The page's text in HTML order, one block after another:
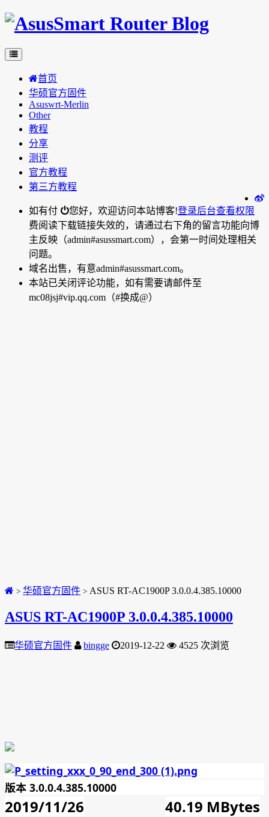
首页
华硕官方固件
Asuswrt-Merlin
Other
教程
分享
测评
官方教程
第三方教程
您好，欢迎访问本站博客!登录后台查看权限
如有付
费阅读下载链接失效的，请通过右下角的留言功能向博
主反映（admin#asussmart.com），会第一时间处理相关
问题。
域名出售，有意admin#asussmart.com。
本站已关闭评论功能，如有需要请邮件至
mc08jsj#vip.qq.com（#换成@）
> 华硕官方固件 > ASUS RT-AC1900P 3.0.0.4.385.10000
ASUS RT-AC1900P 3.0.0.4.385.10000
华硕官方固件 bingge 2019-12-22 4525 次浏览
版本 3.0.0.4.385.10000
2019/11/26 40.19 MBytes